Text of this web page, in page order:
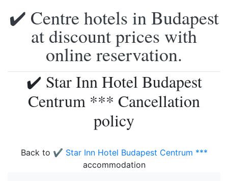
✔️ Centre hotels in Budapest
at discount prices with
online reservation.
✔️ Star Inn Hotel Budapest
Centrum *** Cancellation
policy
Back to ✔️ Star Inn Hotel Budapest Centrum ***
accommodation